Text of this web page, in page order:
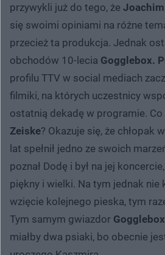
przywykli już do tego, że
się swoimi opiniami na różne
przecież ta produkcja. Jednak
obchodów 10-lecia Gogglebox.
profilu TTV w social mediach
filmiki, na których uczestnicy
ostatnią dekadę w programie. Co
Zeiske? Okazuje się, że chłopak
lat spełnił jedno ze swoich
poznał Dodę i był na jej
piękny i wielki. Na tym jednak nie
wzięcie kolejnego pieska, tym
Tym samym gwiazdor
miałby dwa psiaki, bo obecnie